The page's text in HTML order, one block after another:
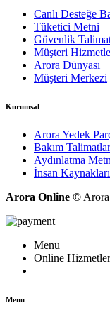
Canlı Desteğe
Tüketici Metni
Güvenlik
Müşteri
Arora Dünyası
Müşteri Merkezi
Kurumsal
Arora Yedek
Bakım
Aydınlatma
İnsan Kaynakları
Arora Online © Arora
Menu
Online Hizmetler
Menu